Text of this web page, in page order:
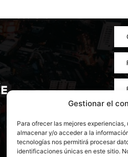
Gestionar el
Para ofrecer las mejores
almacenar y/o acceder a la
tecnologías nos permitirá procesar
identificaciones únicas en este sitio.